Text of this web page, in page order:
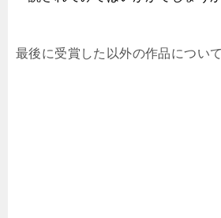
最後に受賞した以外の作品につい